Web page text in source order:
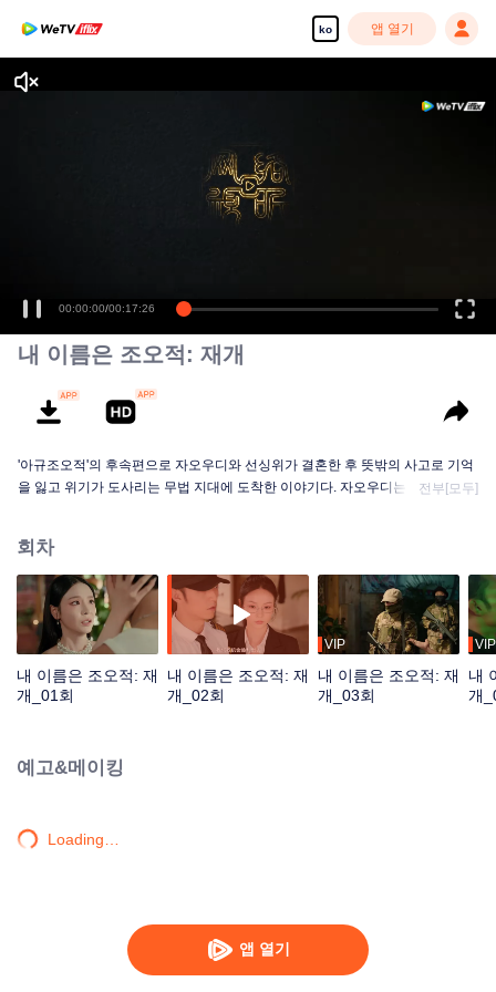
ko 앱 열기
앱 열기
00:00:00/00:17:26
내 이름은 조오적: 재개
'아규조오적'의 후속편으로 자오우디와 선싱위가 결혼한 후 뜻밖의 사고로 기억
을 잃고 위기가 도사리는 무법 지대에 도착한 이야기다. 자오우디는 그곳에서
전부[모두]
회차
내 이름은 조오적: 재
개_01회
내 이름은 조오적: 재
개_02회
VIP
내 이름은 조오적: 재
개_03회
VIP
내
개
예고&메이킹
Loading…